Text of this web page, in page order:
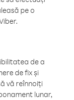
pe o
de a
de fix și
vă reînnoiți
lunar,